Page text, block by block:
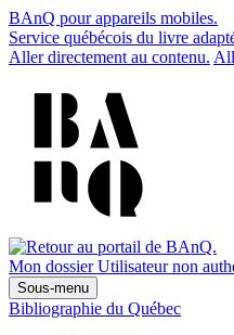
BAnQ pour appareils mobiles.
Service québécois du livre
Aller directement au contenu.
Mon dossier Utilisateur non
Sous-menu
Bibliographie du Québec